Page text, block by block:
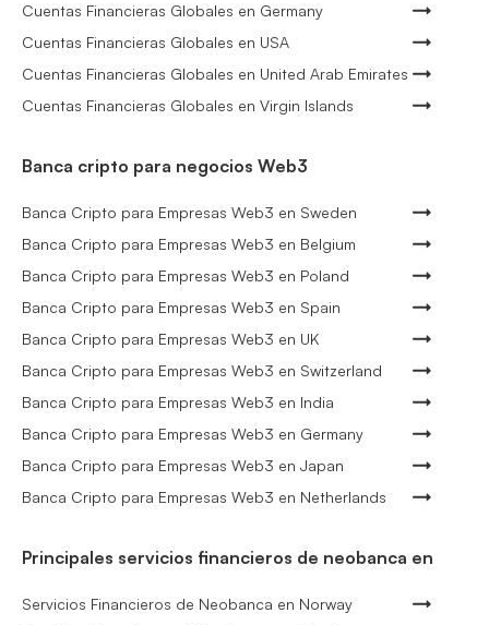
Cuentas Financieras Globales en Germany
Cuentas Financieras Globales en USA
Cuentas Financieras Globales en United Arab Emirates
Cuentas Financieras Globales en Virgin Islands
Banca cripto para negocios Web3
Banca Cripto para Empresas Web3 en Sweden
Banca Cripto para Empresas Web3 en Belgium
Banca Cripto para Empresas Web3 en Poland
Banca Cripto para Empresas Web3 en Spain
Banca Cripto para Empresas Web3 en UK
Banca Cripto para Empresas Web3 en Switzerland
Banca Cripto para Empresas Web3 en India
Banca Cripto para Empresas Web3 en Germany
Banca Cripto para Empresas Web3 en Japan
Banca Cripto para Empresas Web3 en Netherlands
Principales servicios financieros de neobanca en
Servicios Financieros de Neobanca en Norway